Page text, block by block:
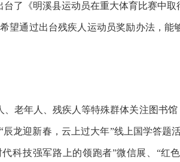
了《明溪县运动员在重大体育比赛中
望通过出台残疾人运动员奖励办法，
、老年人、残疾人等特殊群体关注图书
辰龙迎新春，云上过大年”线上国学答题
代科技强军路上的领跑者”微信展 “红